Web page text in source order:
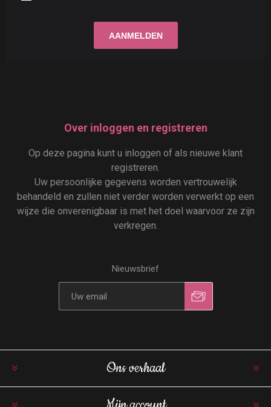
Over inloggen en registreren
Op deze pagina kunt u inloggen of als nieuwe klant
registreren.
Uw persoonlijke gegevens worden vertrouwelijk
behandeld en zullen niet verder worden verwerkt op een
wijze die onverenigbaar is met het doel waarvoor ze zijn
verkregen.
Nieuwsbrief
Ons verhaal